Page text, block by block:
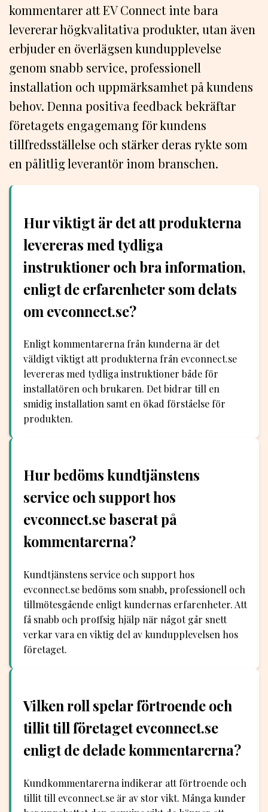
kommentarer att EV Connect inte bara
levererar högkvalitativa produkter, utan även
erbjuder en överlägsen kundupplevelse
genom snabb service, professionell
installation och uppmärksamhet på kundens
behov. Denna positiva feedback bekräftar
företagets engagemang för kundens
tillfredsställelse och stärker deras rykte som
en pålitlig leverantör inom branschen.
Hur viktigt är det att produkterna
levereras med tydliga
instruktioner och bra information,
enligt de erfarenheter som delats
om evconnect.se?
Enligt kommentarerna från kunderna är det
väldigt viktigt att produkterna från evconnect.se
levereras med tydliga instruktioner både för
installatören och brukaren. Det bidrar till en
smidig installation samt en ökad förståelse för
produkten.
Hur bedöms kundtjänstens
service och support hos
evconnect.se baserat på
kommentarerna?
Kundtjänstens service och support hos
evconnect.se bedöms som snabb, professionell och
tillmötesgående enligt kundernas erfarenheter. Att
få snabb och proffsig hjälp när något går snett
verkar vara en viktig del av kundupplevelsen hos
företaget.
Vilken roll spelar förtroende och
tillit till företaget evconnect.se
enligt de delade kommentarerna?
Kundkommentarerna indikerar att förtroende och
tillit till evconnect.se är av stor vikt. Många kunder